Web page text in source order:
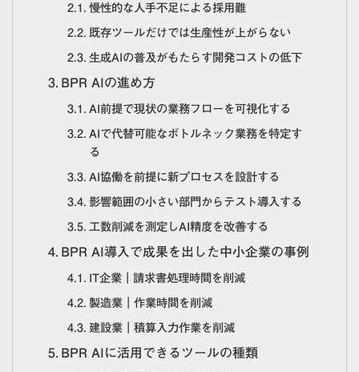
慢性的な人手不足による採用難
既存ツールだけでは生産性が上がらない
生成AIの普及がもたらす開発コストの低下
BPR AIの進め方
AI前提で現状の業務フローを可視化する
AIで代替可能なボトルネック業務を特定す
る
AI協働を前提に新プロセスを設計する
影響範囲の小さい部門からテスト導入する
工数削減を測定しAI精度を改善する
BPR AI導入で成果を出した中小企業の事例
IT企業｜請求書処理時間を削減
製造業｜作業時間を削減
建設業｜積算入力作業を削減
BPR AIに活用できるツールの種類